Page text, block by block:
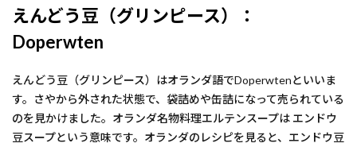
えんどう豆（グリンピース）：
Doperwten
えんどう豆（グリンピース）はオランダ語でDoperwtenといいま
す。さやから外された状態で、袋詰めや缶詰になって売られている
のを見かけました。オランダ名物料理エルテンスープは エンドウ
豆スープという意味です。オランダのレシピを見ると、エンドウ豆